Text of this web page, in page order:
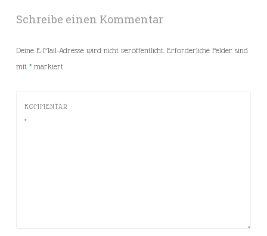
Schreibe einen Kommentar
Deine E-Mail-Adresse wird nicht veröffentlicht. Erforderliche Felder sind
mit *markiert
KOMMENTAR
*